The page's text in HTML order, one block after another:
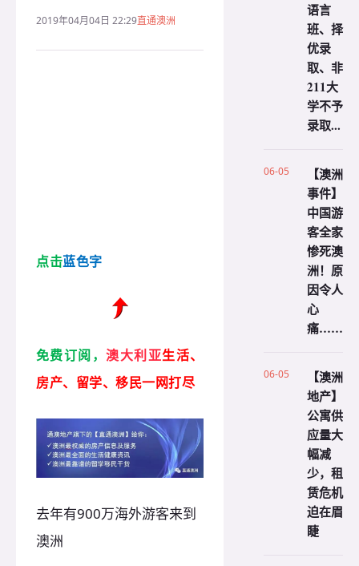
2019年04月04日 22:29直通澳洲
点击蓝色字
免费订阅，澳大利亚生活、
房产、留学、移民一网打尽
去年有900万海外游客来到
澳洲
语言
班、择
优录
取、非
211大
学不予
录取...
06-05
【澳洲
事件】
中国游
客全家
惨死澳
洲！原
因令人
心
痛……
06-05
【澳洲
地产】
公寓供
应量大
幅减
少，租
赁危机
迫在眉
睫